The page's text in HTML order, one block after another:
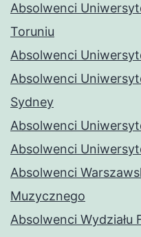
Absolwenci
Toruniu
Absolwenci
Absolwenci
Sydney
Absolwenci
Absolwenci
Absolwenci
Muzycznego
Absolwenci Wydziału